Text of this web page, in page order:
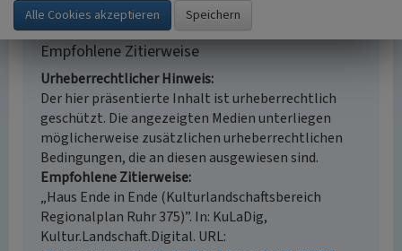
Empfohlene Zitierweise
Urheberrechtlicher Hinweis
Der hier präsentierte Inhalt ist urheberrechtlich
geschützt. Die angezeigten Medien unterliegen
möglicherweise zusätzlichen urheberrechtlichen
Bedingungen, die an diesen ausgewiesen sind.
Empfohlene Zitierweise
„Haus Ende in Ende (Kulturlandschaftsbereich
Regionalplan Ruhr 375)”. In: KuLaDig,
Kultur.Landschaft.Digital. URL: